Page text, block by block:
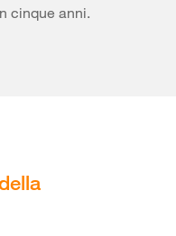
cinque anni.